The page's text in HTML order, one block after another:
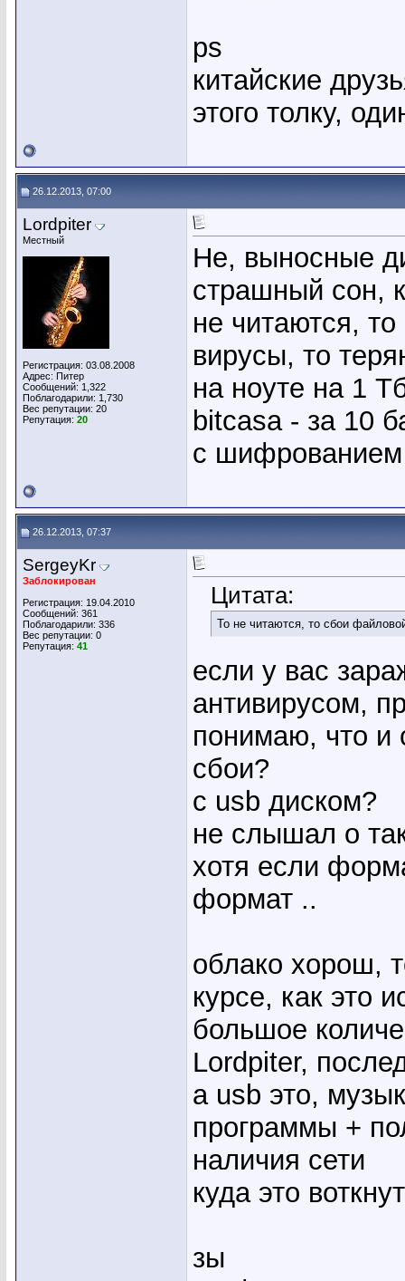
ps
китайские
этого толку,
26.12.2013, 07:00
Lordpiter
Местный
Регистрация: 03.08.2008
Адрес: Питер
Сообщений: 1,322
Поблагодарили: 1,730
Вес репутации: 20
Репутация: 20
Не, выносные
страшный сон,
не читаются,
вирусы, то
на ноуте на 1
bitcasa - за 10
с
26.12.2013, 07:37
SergeyKr
Заблокирован
Регистрация: 19.04.2010
Сообщений: 361
Поблагодарили: 336
Вес репутации: 0
Репутация: 41
Цитата:
То не читаются, то сбои
если у вас
антивирусом,
понимаю, что и
сбои?
c usb диском?
не слышал о
хотя если
формат ..
облако хорош,
курсе, как это
большое
Lordpiter,
а usb это,
программы +
наличия сети
куда это
зы